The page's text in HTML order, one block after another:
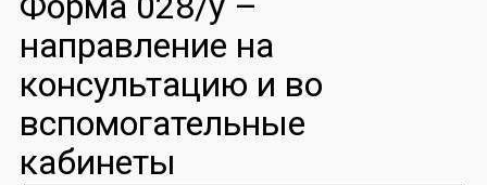
направление на
консультацию и во
вспомогательные
кабинеты